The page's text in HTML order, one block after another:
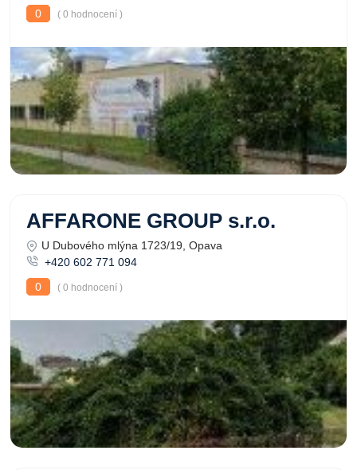
0
( 0 hodnocení )
AFFARONE GROUP s.r.o.
U Dubového mlýna 1723/19, Opava
+420 602 771 094
0
( 0 hodnocení )